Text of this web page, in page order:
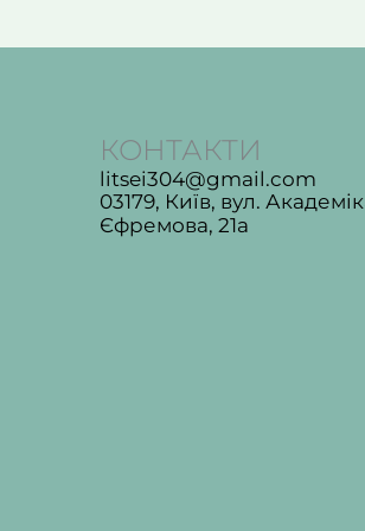
КОНТАКТИ
litsei304@gmail.com
03179, Київ, вул.
Єфремова, 21а